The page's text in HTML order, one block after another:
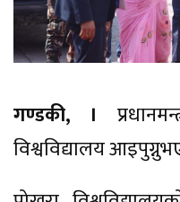
गण्डकी, ।
विश्वविद्यालय